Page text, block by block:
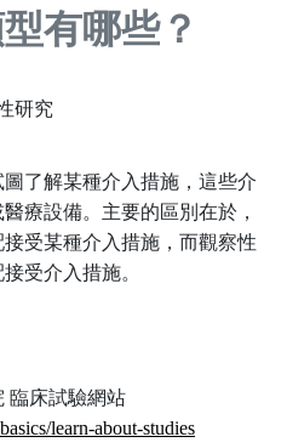
有哪些？
研究
了解某種介入措施，這些介
療設備。主要的區別在於，
受某種介入措施，而觀察性
受介入措施。
臨床試驗網站
learn-about-studies